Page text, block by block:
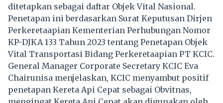
ditetapkan sebagai daftar Objek Vital Nasional.
Penetapan ini berdasarkan Surat Keputusan Dirjen
Perkeretaapian Kementerian Perhubungan Nomor
KP-DJKA 133 Tahun 2023 tentang Penetapan Objek
Vital Transportasi Bidang Perkeretaapian PT KCIC.
General Manager Corporate Secretary KCIC Eva
Chairunisa menjelaskan, KCIC menyambut positif
penetapan Kereta Api Cepat sebagai Obvitnas,